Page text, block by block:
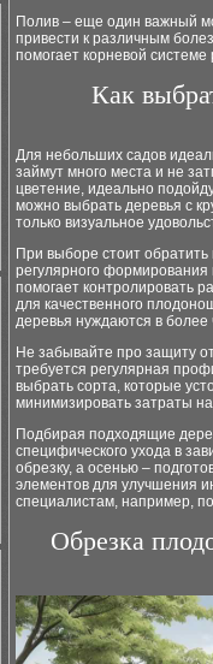
Полив – еще один важный
привести к различным
помогает корневой
Как
Для небольших садов
займут много места и не
цветение, идеально
можно выбрать деревья с
только визуальное
При выборе стоит
регулярного
помогает контролировать
для качественного
деревья нуждаются в более
Не забывайте про защиту
требуется регулярная
выбрать сорта, которые
минимизировать затраты
Подбирая подходящие
специфического ухода в
обрезку, а осенью –
элементов для улучшения
специалистам, например, по
Обрезка